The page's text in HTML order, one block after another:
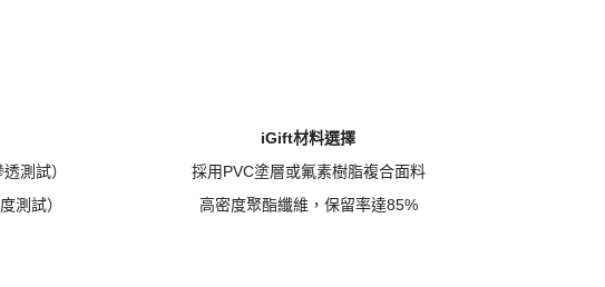
iGift材料選擇
測試） 採用PVC塗層或氟素樹脂複合面料
測試） 高密度聚酯纖維，保留率達85%